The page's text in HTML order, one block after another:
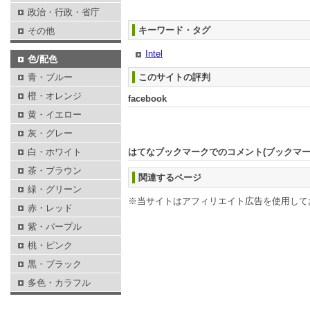
キーワード・タグ
Intel
このサイトの評判
facebook
はてなブックマークでのコメント(ブックマー
関連するページ
※当サイトはアフィリエイト広告を使用して
政治・行政・省庁
その他
色/配色
青・ブルー
橙・オレンジ
黄・イエロー
灰・グレー
白・ホワイト
茶・ブラウン
緑・グリーン
赤・レッド
紫・パープル
桃・ピンク
黒・ブラック
多色・カラフル